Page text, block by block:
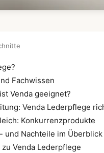
Fachwissen
Venda geeignet?
Venda Lederpflege
Konkurrenzprodukte
und Nachteile im Überblick
Venda Lederpflege